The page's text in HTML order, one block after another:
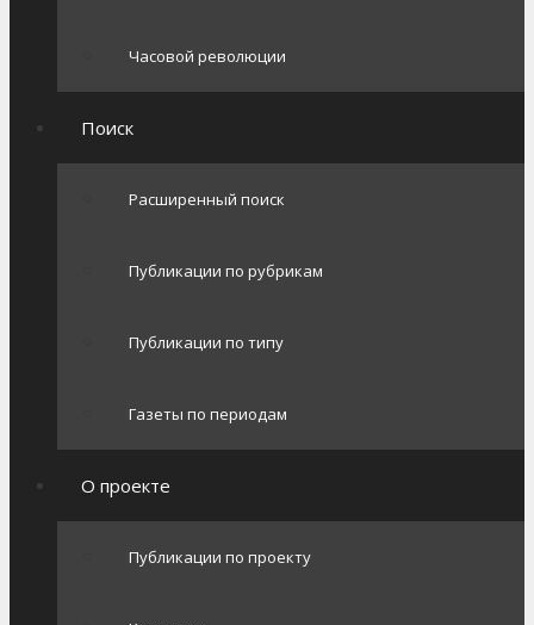
Часовой революции
Поиск
Расширенный поиск
Публикации по рубрикам
Публикации по типу
Газеты по периодам
О проекте
Публикации по проекту